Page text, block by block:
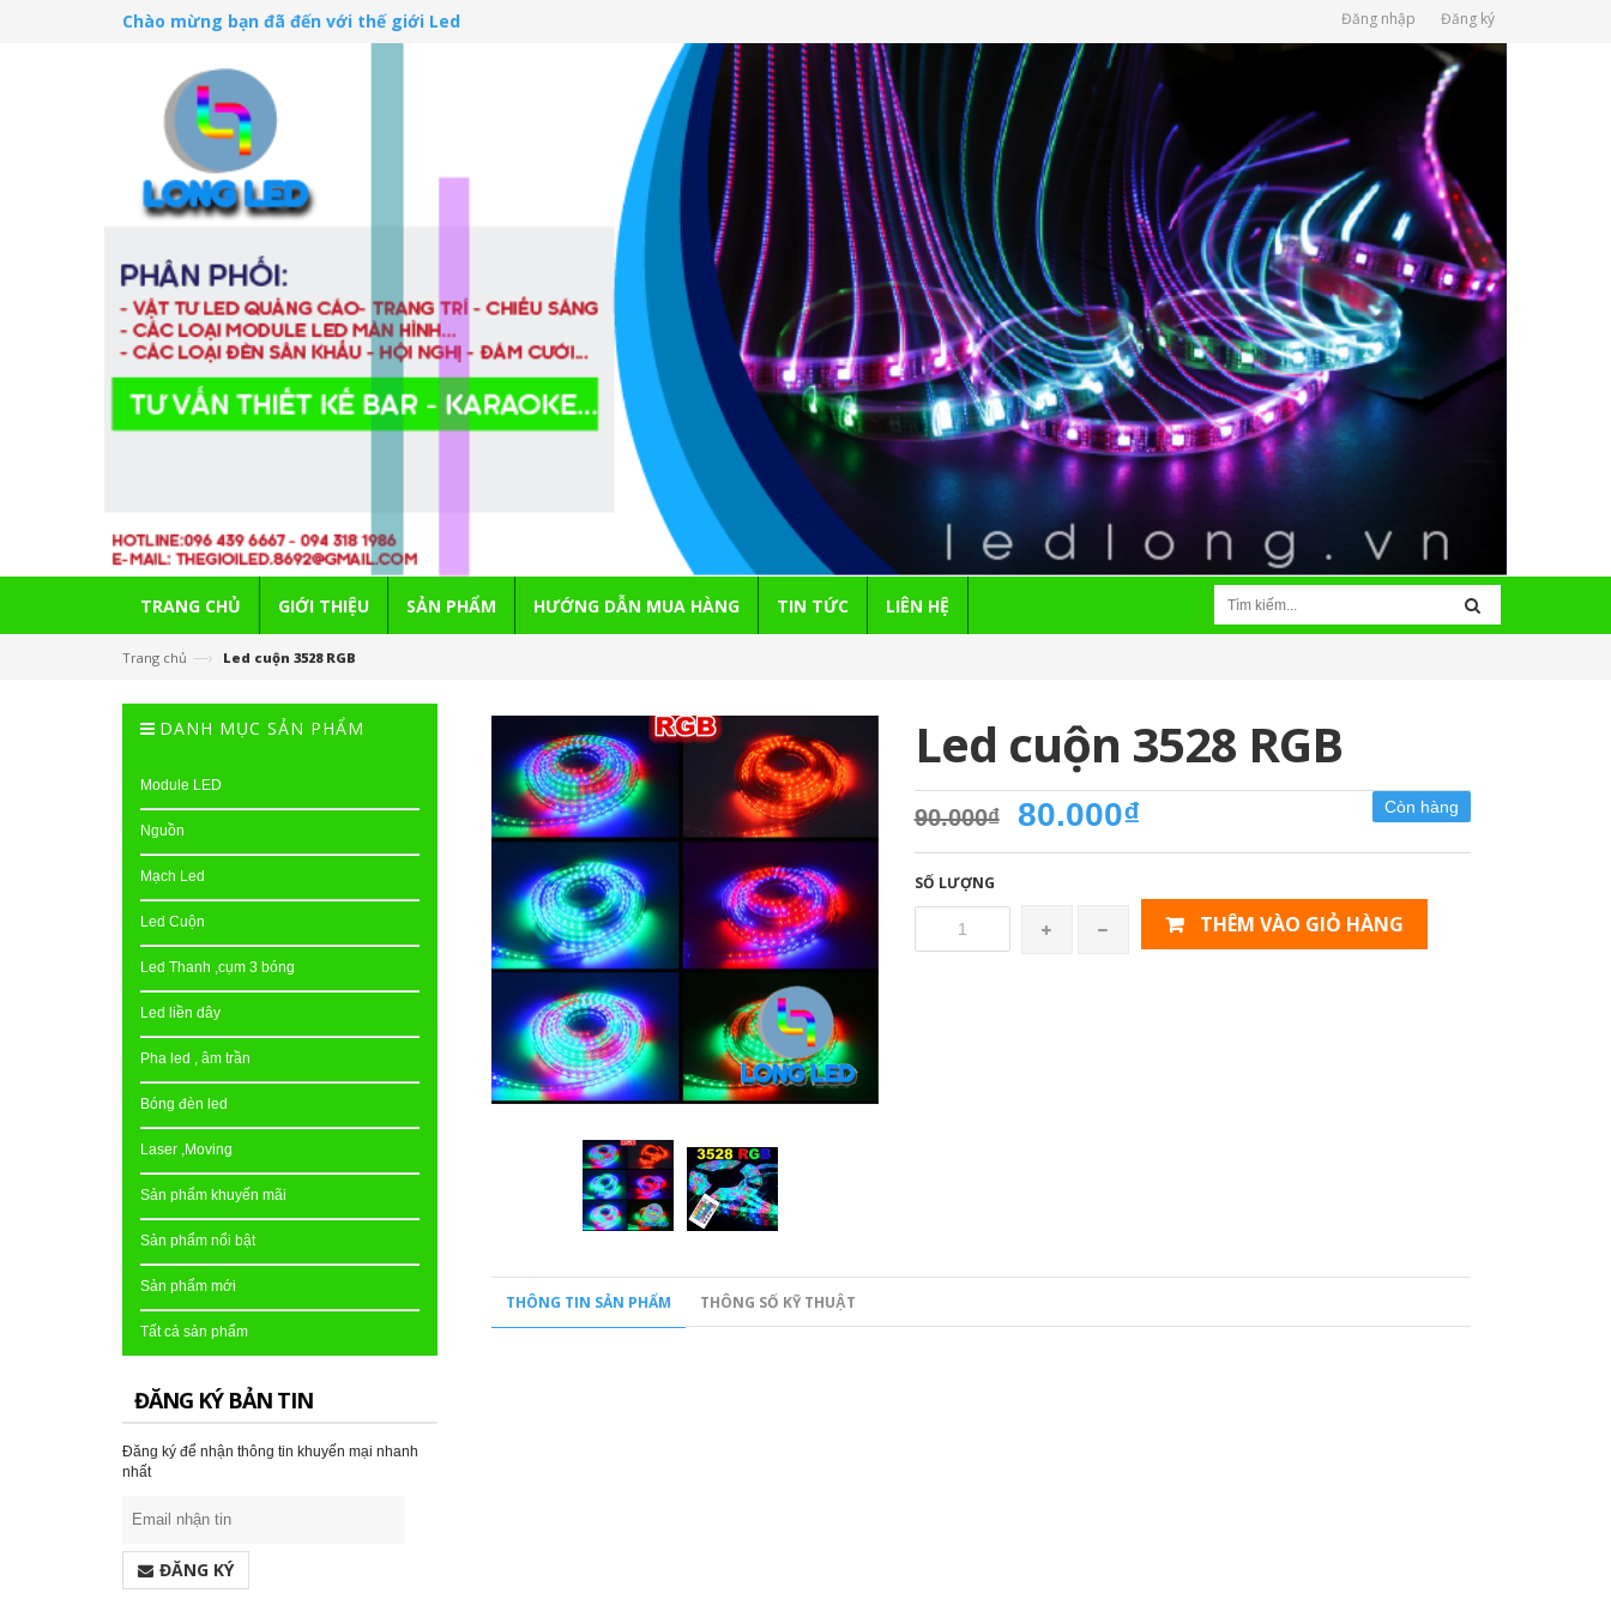
Chào mừng bạn đã đến với thế giới Led Đăng nhập Đăng ký
TRANG CHỦ GIỚI THIỆU SẢN PHẨM HƯỚNG DẪN MUA HÀNG TIN TỨC LIÊN HỆ
Trang chủ —› Led cuộn 3528 RGB
DANH MỤC SẢN PHẨM
Module LED
Nguồn
Mạch Led
Led Cuộn
Led Thanh ,cụm 3 bóng
Led liền dây
Pha led , âm trần
Bóng đèn led
Laser ,Moving
Sản phẩm khuyến mãi
Sản phẩm nổi bật
Sản phẩm mới
Tất cả sản phẩm
ĐĂNG KÝ BẢN TIN
Đăng ký để nhận thông tin khuyến mại nhanh
nhất
ĐĂNG KÝ
Led cuộn 3528 RGB
Còn hàng
90.000₫ 80.000₫
SỐ LƯỢNG
THÊM VÀO GIỎ HÀNG
THÔNG TIN SẢN PHẨM THÔNG SỐ KỸ THUẬT